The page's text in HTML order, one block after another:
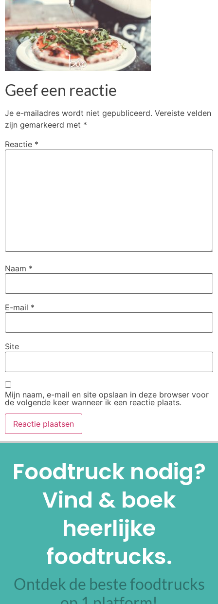
Geef een reactie
Je e-mailadres wordt niet gepubliceerd. Vereiste velden
zijn gemarkeerd met *
Reactie *
Naam *
E-mail *
Site
Mijn naam, e-mail en site opslaan in deze browser voor
de volgende keer wanneer ik een reactie plaats.
Foodtruck nodig?
Vind & boek
heerlijke
foodtrucks.
Ontdek de beste foodtrucks